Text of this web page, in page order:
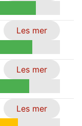
Les mer
Les mer
Les mer